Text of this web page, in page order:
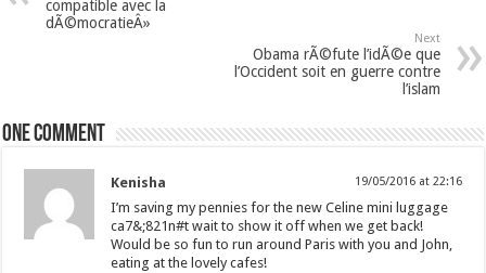
compatible avec la
dÃ©mocratieÂ»
Next
Obama rÃ©fute l’idÃ©e que
l’Occident soit en guerre contre
l’islam
One comment
Kenisha 19/05/2016 at 22:16
I’m saving my pennies for the new Celine mini luggage
ca7&;821n#t wait to show it off when we get back!
Would be so fun to run around Paris with you and John,
eating at the lovely cafes!